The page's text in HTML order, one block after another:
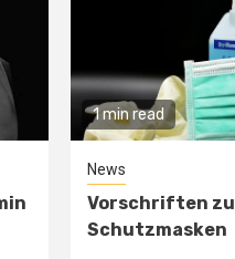
1 min read
News
Vorschriften zu
Schutzmasken